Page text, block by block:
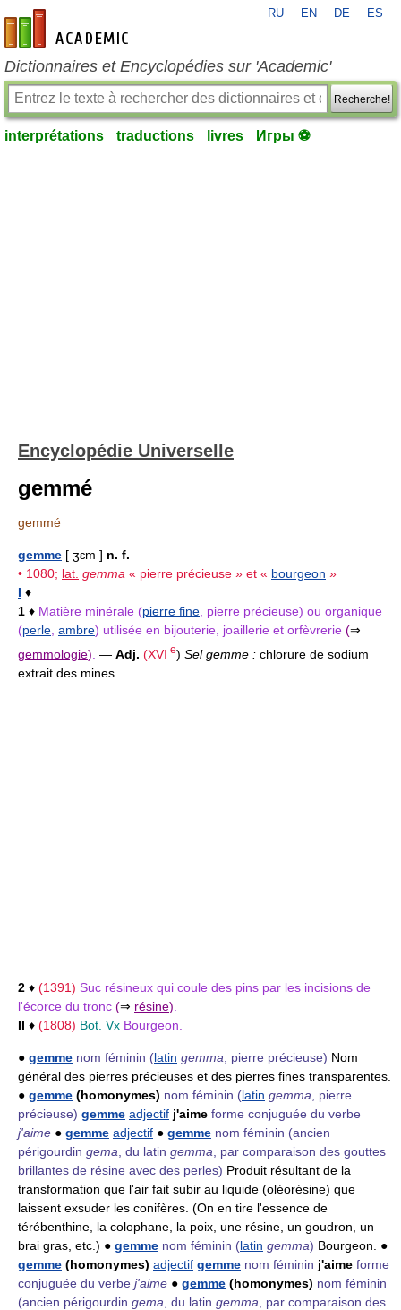
fr-academic.com
RU EN DE ES
Dictionnaires et Encyclopédies sur 'Academic'
Recherche!
interprétations traductions livres Игры ⚽
Encyclopédie Universelle
gemmé
gemmé
gemme [ ʒɛm ] n. f.
• 1080; lat. gemma « pierre précieuse » et « bourgeon »
I ♦
1 ♦ Matière minérale (pierre fine , pierre précieuse) ou organique
(perle ambre) utilisée en bijouterie, joaillerie et orfèvrerie (⇒
gemmologie) — Adj. (XVI e) Sel gemme : chlorure de sodium
extrait des mines.
2 ♦ (1391) Suc résineux qui coule des pins par les incisions de
l'écorce du tronc (⇒ résine)
II ♦ (1808) Bot. Vx Bourgeon.
● gemme nom féminin (latin gemma , pierre précieuse) Nom
général des pierres précieuses et des pierres fines transparentes.
● gemme (homonymes) nom féminin (latin gemma , pierre
précieuse) gemme adjectif j'aime forme conjuguée du verbe
j'aime ● gemme adjectif ● gemme nom féminin (ancien
périgourdin gema , du latin gemma , par comparaison des gouttes
brillantes de résine avec des perles) Produit résultant de la
transformation que l'air fait subir au liquide (oléorésine) que
laissent exsuder les conifères. (On en tire l'essence de
térébenthine, la colophane, la poix, une résine, un goudron, un
brai gras, etc.) ● gemme nom féminin (latin gemma) Bourgeon. ●
gemme (homonymes) adjectif gemme nom féminin j'aime forme
conjuguée du verbe j'aime ● gemme (homonymes) nom féminin
(ancien périgourdin gema , du latin gemma , par comparaison des